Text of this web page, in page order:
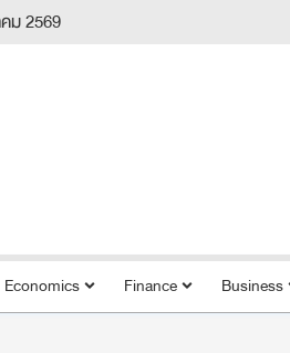
ม 2569
Economics Finance Business